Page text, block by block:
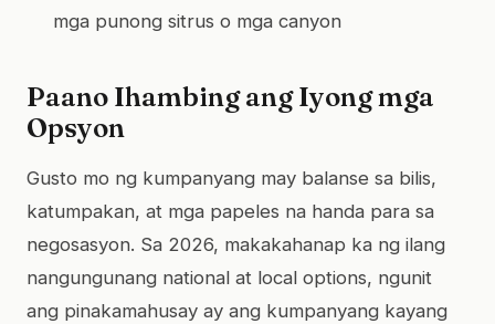
mga punong sitrus o mga canyon
Paano Ihambing ang Iyong mga
Opsyon
Gusto mo ng kumpanyang may balanse sa bilis,
katumpakan, at mga papeles na handa para sa
negosasyon. Sa 2026, makakahanap ka ng ilang
nangungunang national at local options, ngunit
ang pinakamahusay ay ang kumpanyang kayang